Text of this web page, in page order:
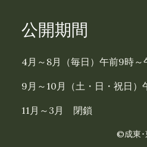
公開期間
4月～8月（毎日）午前9時～
9月～10月（土・日・祝日）
11月～3月 閉鎖
©成東･